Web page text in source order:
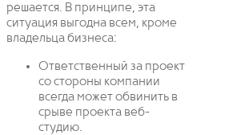
решается. В принципе, эта
ситуация выгодна всем, кроме
владельца бизнеса:
Ответственный за проект
со стороны компании
всегда может обвинить в
срыве проекта веб-
студию.